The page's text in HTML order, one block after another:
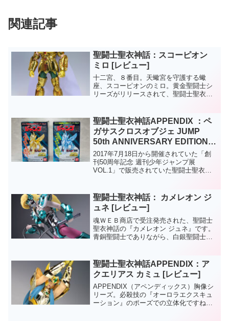
関連記事
聖闘士聖衣神話：スコーピオン
ミロ [レビュー]
十二宮、８番目。天蠍宮を守護する蠍
座、スコーピオンのミロ。黄金聖闘士シ
リーズがリリースされて、聖闘士聖衣神
フィギュアの出来自体は結構いいのに、
キャラの存在感の無さも手伝...
聖闘士聖衣神話APPENDIX ：ペ
ガサスクロスオブジェ JUMP
50th ANNIVERSARY EDITION
[レビュー]
2017年7月18日から開催されていた「創
刊50周年記念 週刊少年ジャンプ展
VOL.1」で販売されていた聖闘士聖衣神
EDITION（画像右）』『ペガ...
聖闘士聖衣神話： カメレオン ジ
ュネ [レビュー]
魂ＷＥＢ商店で受注発売された、聖闘士
聖衣神話の『カメレオン ジュネ』です。
青銅聖闘士でありながら、白銀聖闘士よ
といわざるを得ないジュネで、基本的な
聖衣神話の仕様としては完成度は...
聖闘士聖衣神話APPENDIX：ア
クエリアス カミュ [レビュー]
APPENDIX（アペンディックス）胸像シ
リーズ。必殺技の『オーロラエクスキュ
ーション』のポーズでの立体化ですね